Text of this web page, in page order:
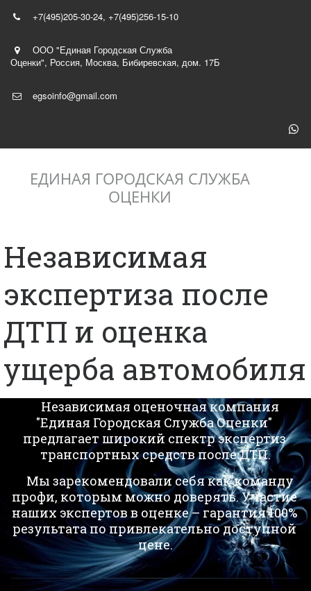
+7(495)205-30-24, +7(495)256-15-10
ООО "Единая Городская Служба
Оценки", Россия, Москва, Бибиревская, дом. 17Б
egsoinfo@gmail.com
ЕДИНАЯ ГОРОДСКАЯ СЛУЖБА
ОЦЕНКИ
Независимая
экспертиза после
ДТП и оценка
ущерба автомобиля
Независимая оценочная компания
"Единая Городская Служба Оценки"
предлагает широкий спектр экспертиз
транспортных средств после ДТП.
Мы зарекомендовали себя как команду
профи, которым можно доверять. Участие
наших экспертов в оценке – гарантия 100%
результата по привлекательно доступной
цене.